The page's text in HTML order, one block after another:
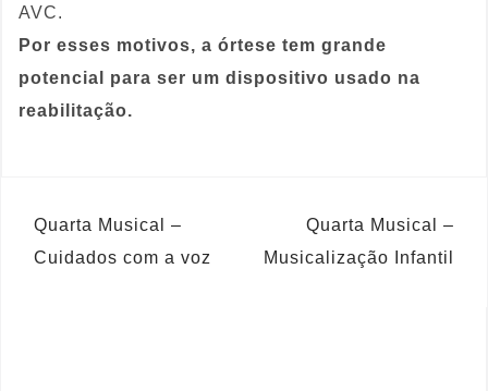
AVC.
Por esses motivos, a órtese tem grande
potencial para ser um dispositivo usado na
reabilitação.
Quarta Musical –
Cuidados com a voz
Quarta Musical –
Musicalização Infantil